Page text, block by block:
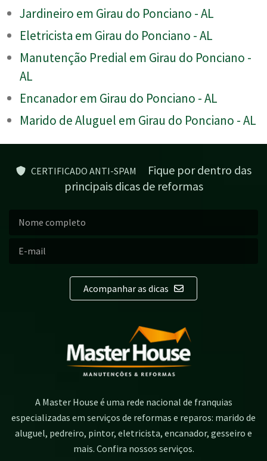
Jardineiro em Girau do Ponciano - AL
Eletricista em Girau do Ponciano - AL
Manutenção Predial em Girau do Ponciano -
AL
Encanador em Girau do Ponciano - AL
Marido de Aluguel em Girau do Ponciano - AL
CERTIFICADO ANTI-SPAM
Fique por dentro das
principais dicas de reformas
Acompanhar as dicas
A Master House é uma rede nacional de franquias
especializadas em serviços de reformas e reparos: marido de
aluguel, pedreiro, pintor, eletricista, encanador, gesseiro e
mais. Confira nossos serviços.